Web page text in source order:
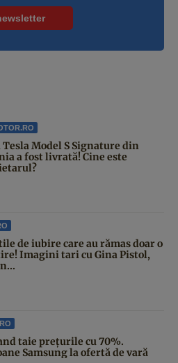
Model S Signature din
a fost livrată! Cine este
de iubire care au rămas doar o
Imagini tari cu Gina Pistol,
taie prețurile cu 70%.
Samsung la ofertă de vară